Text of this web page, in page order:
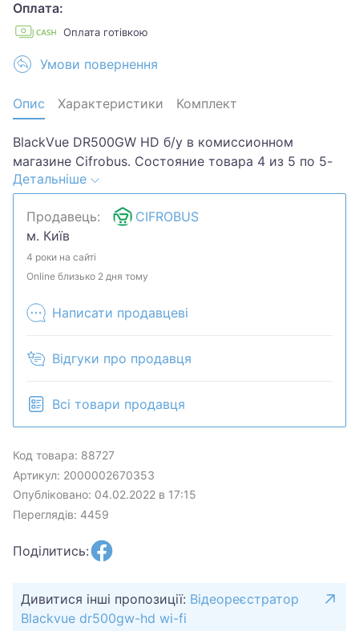
Оплата:
Оплата готівкою
Умови повернення
Опис Характеристики Комплект
BlackVue DR500GW HD б/у в комиссионном
магазине Cifrobus. Состояние товара 4 из 5 по 5-
ти бальной системе. Примечание: потертости,
царапины . Комплектация товара: кабель 2
камеры.Хотите скидку? Давайте обсудим.
Предложите свою цену и мы посмотрим, что
сможем сделать.Уточняйте наличие и
комплектацию у менеджера. Товар может быть
Детальніше
Продавець:
CIFROBUS
м. Київ
4 роки на сайті
Online близько 2 дня тому
Написати продавцеві
Відгуки про продавця
Всі товари продавця
Код товара: 88727
Артикул: 2000002670353
Опубліковано: 04.02.2022 в 17:15
Переглядів: 4459
Поділитись:
Дивитися інші пропозиції: Відеореєстратор
Blackvue dr500gw-hd wi-fi